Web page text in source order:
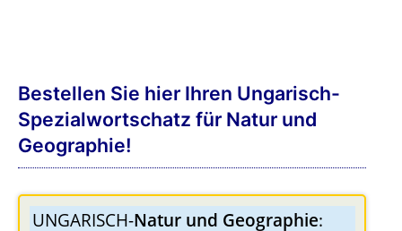
Bestellen Sie hier Ihren Ungarisch-
Spezialwortschatz für Natur und
Geographie!
UNGARISCH-Natur und Geographie: